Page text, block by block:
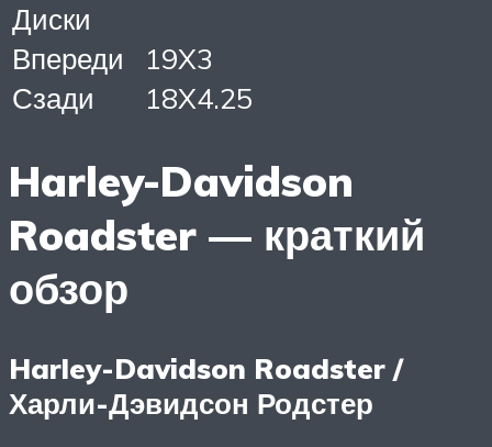
Диски
Впереди
19X3
Сзади
18X4.25
Harley-Davidson
Roadster — краткий
обзор
Harley-Davidson Roadster /
Харли-Дэвидсон Родстер